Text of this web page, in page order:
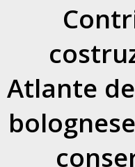
Atlante